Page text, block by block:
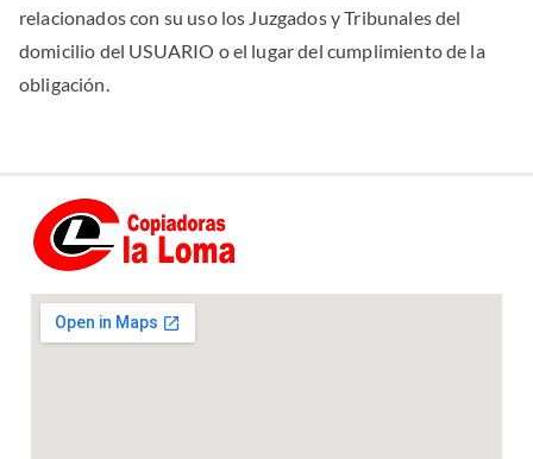
relacionados con su uso los Juzgados y Tribunales del
domicilio del USUARIO o el lugar del cumplimiento de la
obligación.